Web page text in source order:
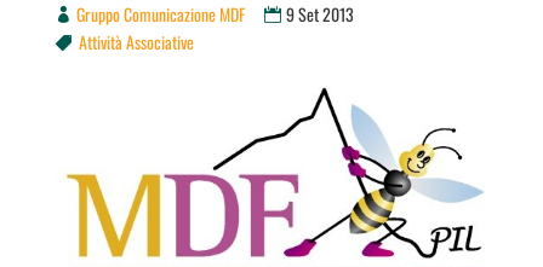
Gruppo Comunicazione MDF 9 Set 2013
 Attività Associative